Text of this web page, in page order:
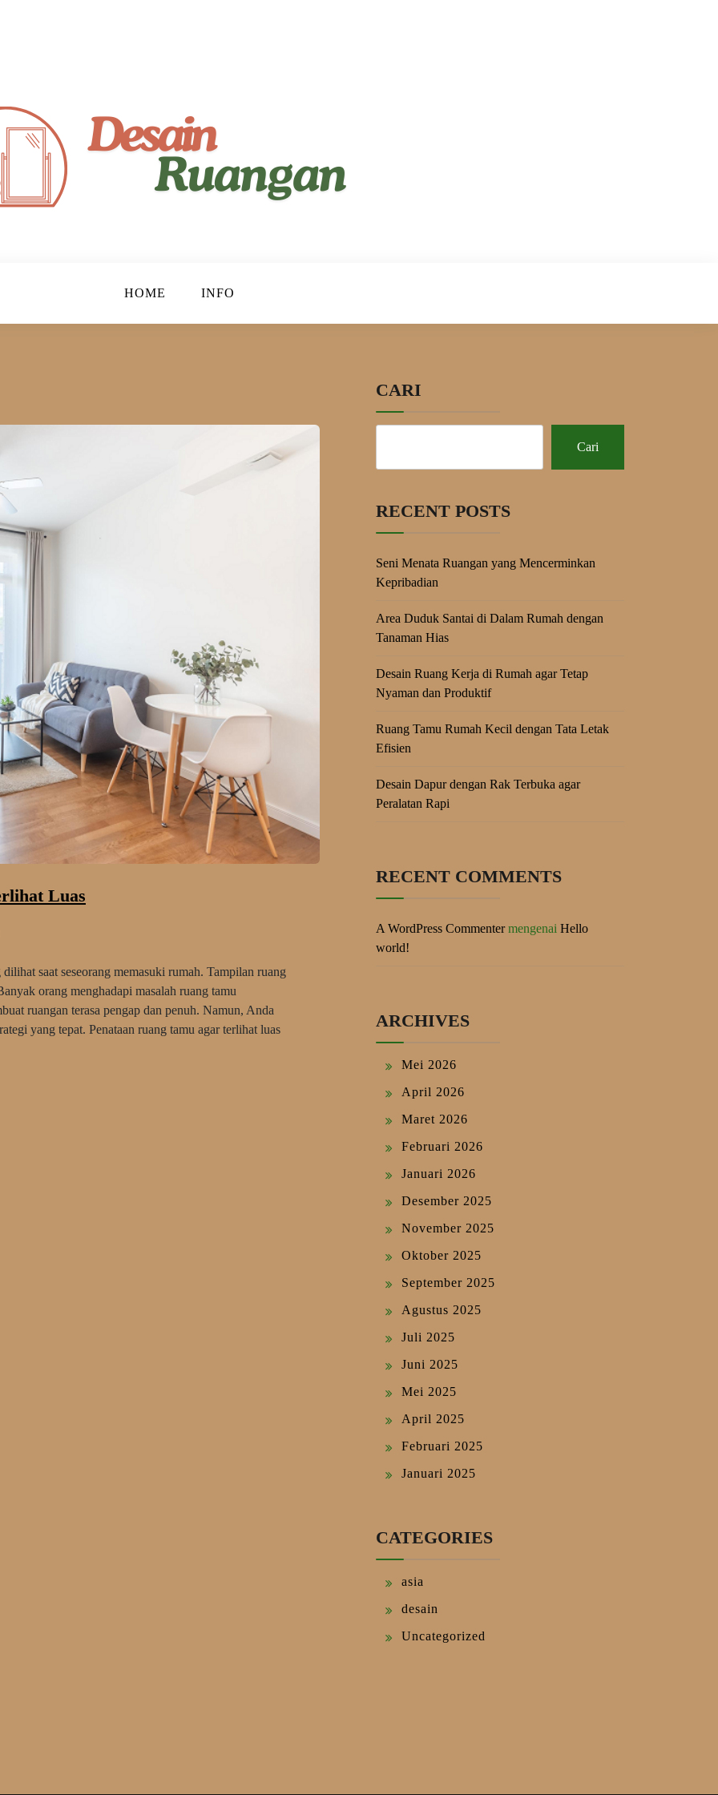
HOME INFO
Luas
saat seseorang memasuki rumah. Tampilan ruang
orang menghadapi masalah ruang tamu
ruangan terasa pengap dan penuh. Namun, Anda
yang tepat. Penataan ruang tamu agar terlihat luas
CARI
Cari
RECENT POSTS
Seni Menata Ruangan yang Mencerminkan
Kepribadian
Area Duduk Santai di Dalam Rumah dengan
Tanaman Hias
Desain Ruang Kerja di Rumah agar Tetap
Nyaman dan Produktif
Ruang Tamu Rumah Kecil dengan Tata Letak
Efisien
Desain Dapur dengan Rak Terbuka agar
Peralatan Rapi
RECENT COMMENTS
A WordPress Commentermengenai Hello
world!
ARCHIVES
Mei 2026
April 2026
Maret 2026
Februari 2026
Januari 2026
Desember 2025
November 2025
Oktober 2025
September 2025
Agustus 2025
Juli 2025
Juni 2025
Mei 2025
April 2025
Februari 2025
Januari 2025
CATEGORIES
asia
desain
Uncategorized